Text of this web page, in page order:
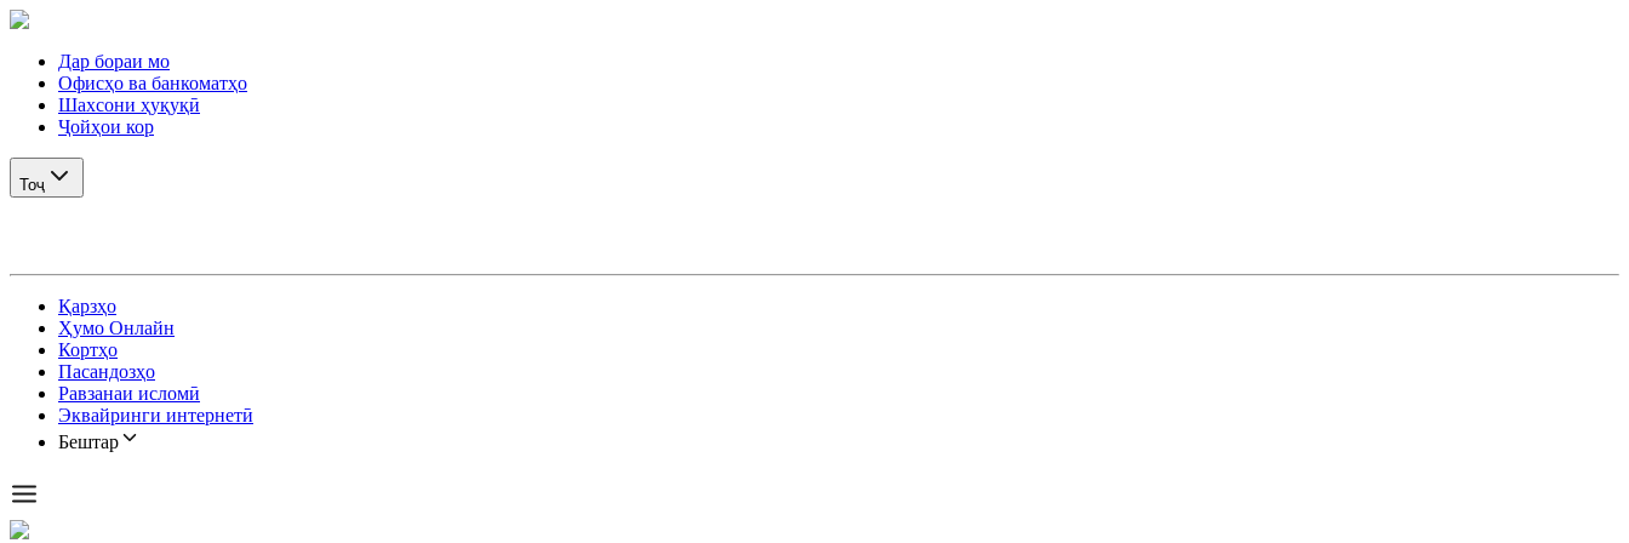
Дар бораи мо
Офисҳо ва банкоматҳо
Шахсони ҳуқуқӣ
Ҷойҳои кор
Тоҷ
Қарзҳо
Ҳумо Онлайн
Кортҳо
Пасандозҳо
Равзанаи исломӣ
Эквайринги интернетӣ
Бештар